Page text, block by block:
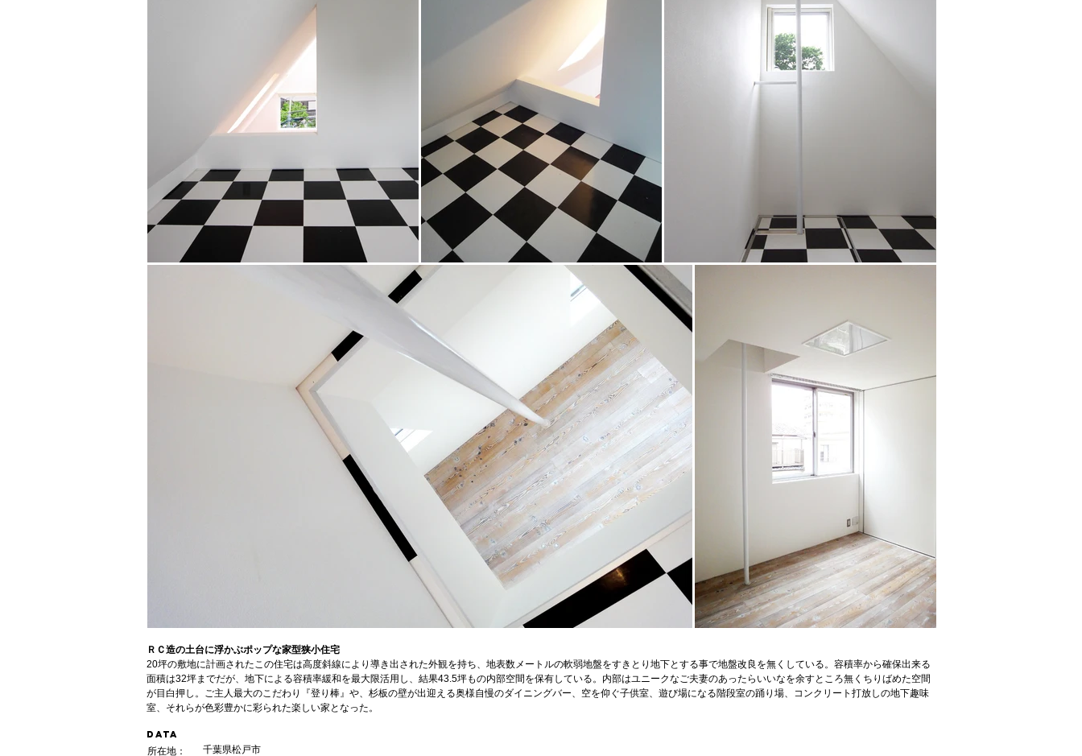
ＲＣ造の土台に浮かぶポップな家型狭小住宅
20坪の敷地に計画されたこの住宅は高度斜線により導き出された外観を持ち、地表数メートルの軟弱地盤をすきとり地下とする事で地盤改良を無くしている。容積率から確保出来る
面積は32坪までだが、地下による容積率緩和を最大限活用し、結果43.5坪もの内部空間を保有している。内部はユニークなご夫妻のあったらいいなを余すところ無くちりばめた空間
が目白押し。ご主人最大のこだわり『登り棒』や、杉板の壁が出迎える奥様自慢のダイニングバー、空を仰ぐ子供室、遊び場になる階段室の踊り場、コンクリート打放しの地下趣味
室、それらが色彩豊かに彩られた楽しい家となった。
DATA
所在地：
千葉県松戸市